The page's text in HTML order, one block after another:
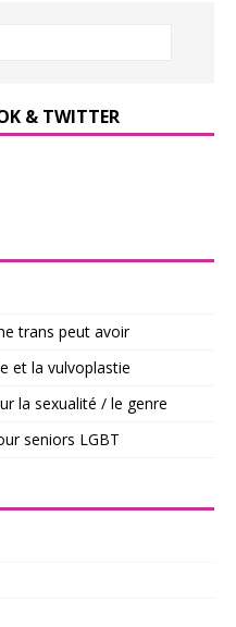
& TWITTER
trans peut avoir
et la vulvoplastie
la sexualité / le genre
seniors LGBT